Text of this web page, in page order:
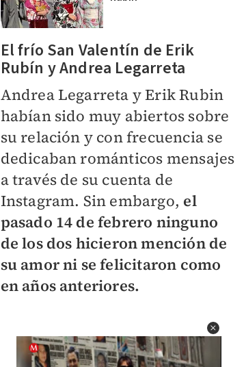
El frío San Valentín de Erik
Rubín y Andrea Legarreta
Andrea Legarreta y Erik Rubin
habían sido muy abiertos sobre
su relación y con frecuencia se
dedicaban románticos mensajes
a través de su cuenta de
Instagram. Sin embargo, el
pasado 14 de febrero ninguno
de los dos hicieron mención de
su amor ni se felicitaron como
en años anteriores.